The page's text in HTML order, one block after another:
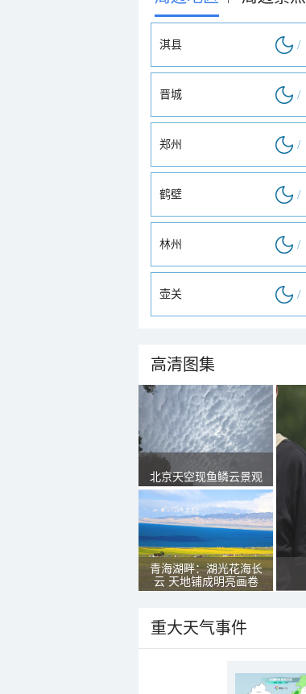
淇县 /
晋城 /
郑州 /
鹤壁 /
林州 /
壶关 /
高清图集
北京天空现鱼鳞云景观
青海湖畔：湖光花海长
云 天地铺成明亮画卷
重大天气事件